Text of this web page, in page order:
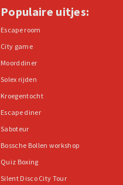
Populaire uitjes:
Escape room
City game
Moorddiner
Solex rijden
Kroegentocht
Escape diner
Saboteur
Bossche Bollen workshop
Quiz Boxing
Silent Disco City Tour